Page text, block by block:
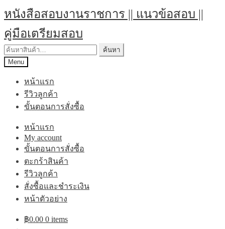
หนังสือสอบงานราชการ || แนวข้อสอบ ||
คู่มือเตรียมสอบ
ค้นหา
Menu
หน้าแรก
รีวิวลูกค้า
ขั้นตอนการสั่งซื้อ
หน้าแรก
My account
ขั้นตอนการสั่งซื้อ
ตะกร้าสินค้า
รีวิวลูกค้า
สั่งซื้อและชำระเงิน
หน้าตัวอย่าง
฿0.00 0 items